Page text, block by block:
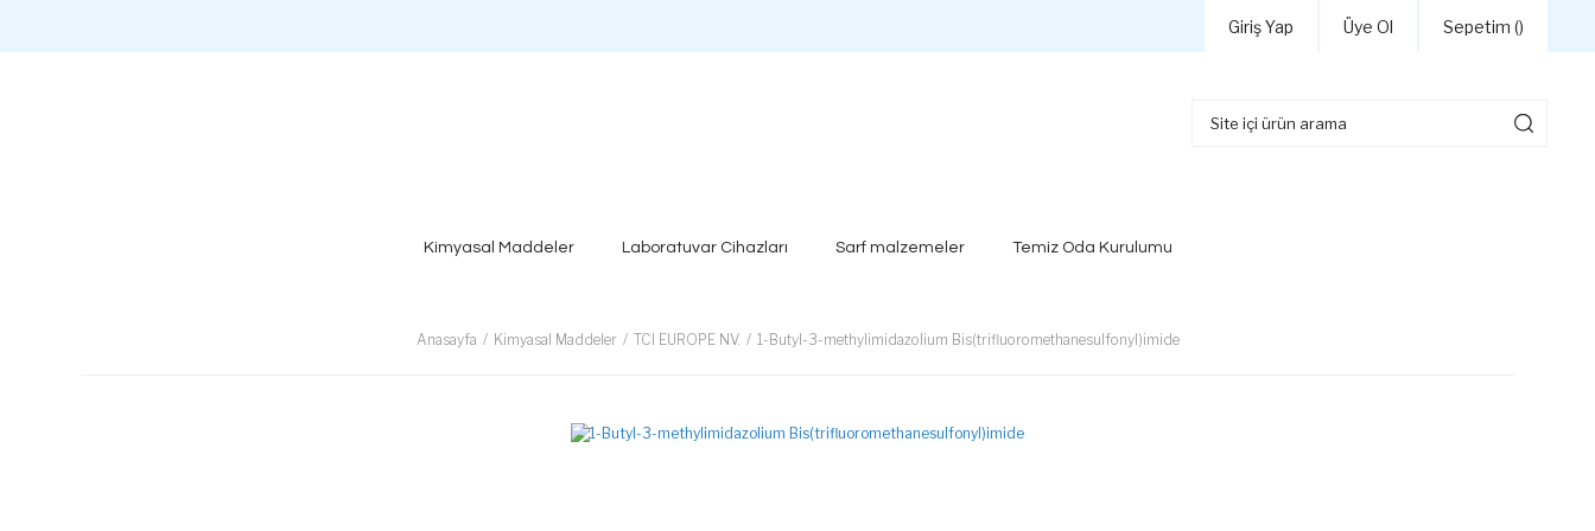
Giriş Yap Üye Ol Sepetim ()
Kimyasal Maddeler Laboratuvar Cihazları Sarf malzemeler Temiz Oda Kurulumu
Anasayfa Kimyasal Maddeler TCI EUROPE NV. 1-Butyl-3-methylimidazolium Bis(trifluoromethanesulfonyl)imide